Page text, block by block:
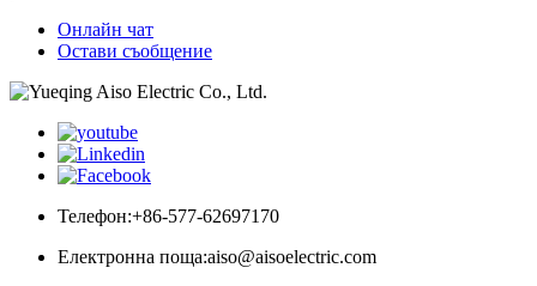
Онлайн чат
Остави съобщение
Телефон:+86-577-62697170
Електронна поща:aiso@aisoelectric.com